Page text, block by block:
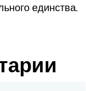
единства.